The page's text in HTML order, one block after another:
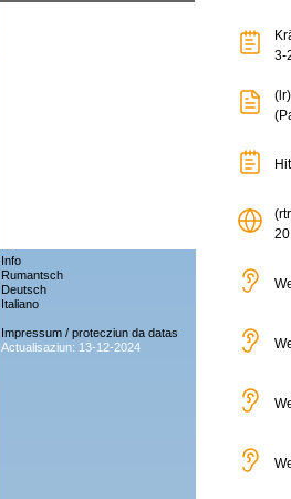
Info
Rumantsch
Deutsch
Italiano
Impressum / protecziun da datas
Actualisaziun: 13-12-2024
3-